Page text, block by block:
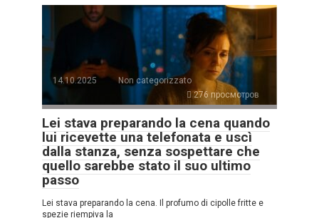
14.10.2025
Non categorizzato
276 просмотров
Lei stava preparando la cena quando
lui ricevette una telefonata e uscì
dalla stanza, senza sospettare che
quello sarebbe stato il suo ultimo
passo
Lei stava preparando la cena. Il profumo di cipolle fritte e
spezie riempiva la